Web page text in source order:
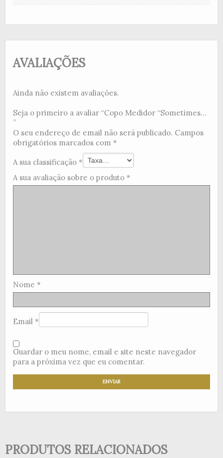
AVALIAÇÕES
Ainda não existem avaliações.
Seja o primeiro a avaliar “Copo Medidor “Sometimes...
”
O seu endereço de email não será publicado. Campos
obrigatórios marcados com *
A sua classificação *
A sua avaliação sobre o produto *
Nome *
Email *
Guardar o meu nome, email e site neste navegador
para a próxima vez que eu comentar.
PRODUTOS RELACIONADOS